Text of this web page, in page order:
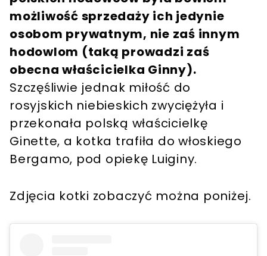
możliwość sprzedaży ich jedynie
osobom prywatnym, nie zaś innym
hodowlom (taką prowadzi zaś
obecna właścicielka Ginny).
Szczęśliwie jednak miłość do
rosyjskich niebieskich zwyciężyła i
przekonała polską właścicielkę
Ginette, a kotka trafiła do włoskiego
Bergamo, pod opiekę Luiginy.
Zdjęcia kotki zobaczyć można poniżej.